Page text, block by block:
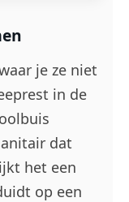
je ze niet
in de
dat
het een
op een